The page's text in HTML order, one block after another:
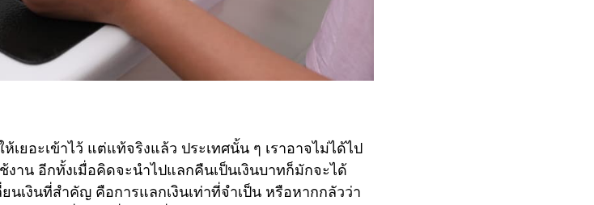
ยอะเข้าไว้ แต่แท้จริงแล้ว ประเทศนั้น ๆ เราอาจไม่ได้ไป
าน อีกทั้งเมื่อคิดจะนำไปแลกคืนเป็นเงินบาทก็มักจะได้
เงินที่สำคัญ คือการแลกเงินเท่าที่จำเป็น หรือหากกลัวว่า